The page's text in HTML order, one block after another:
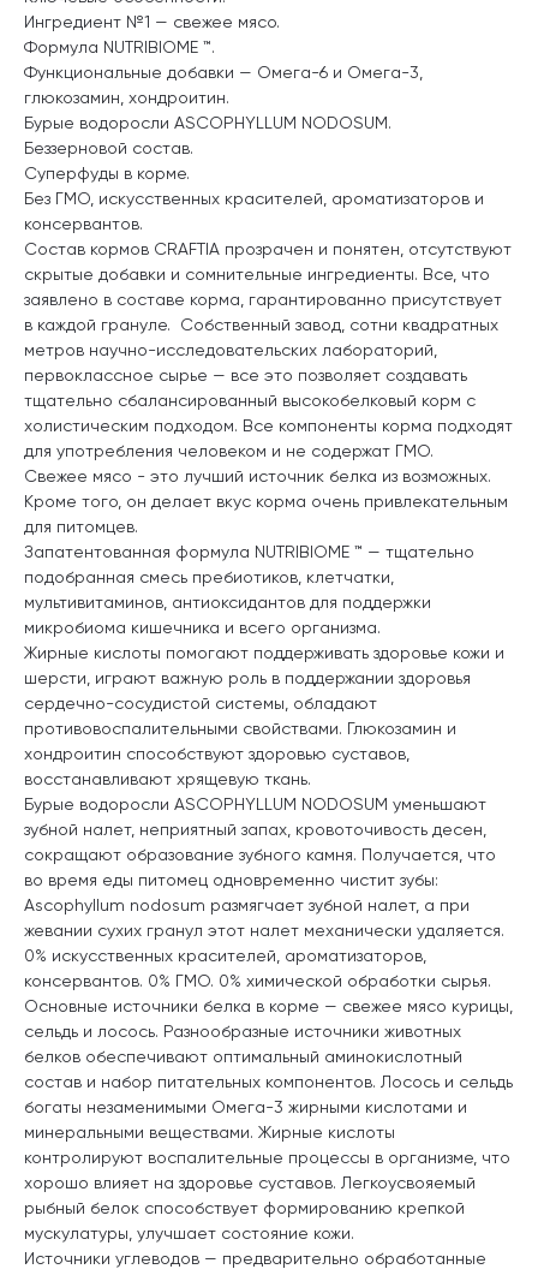
Ингредиент №1 — свежее мясо.
Формула NUTRIBIOME ™.
Функциональные добавки — Омега-6 и Омега-3,
глюкозамин, хондроитин.
Бурые водоросли ASCOPHYLLUM NODOSUM.
Беззерновой состав.
Суперфуды в корме.
Без ГМО, искусственных красителей, ароматизаторов и
консервантов.
Состав кормов CRAFTIA прозрачен и понятен, отсутствуют
скрытые добавки и сомнительные ингредиенты. Все, что
заявлено в составе корма, гарантированно присутствует
в каждой грануле. Собственный завод, сотни квадратных
метров научно-исследовательских лабораторий,
первоклассное сырье — все это позволяет создавать
тщательно сбалансированный высокобелковый корм с
холистическим подходом. Все компоненты корма подходят
для употребления человеком и не содержат ГМО.
Свежее мясо - это лучший источник белка из возможных.
Кроме того, он делает вкус корма очень привлекательным
для питомцев.
Запатентованная формула NUTRIBIOME ™ — тщательно
подобранная смесь пребиотиков, клетчатки,
мультивитаминов, антиоксидантов для поддержки
микробиома кишечника и всего организма.
Жирные кислоты помогают поддерживать здоровье кожи и
шерсти, играют важную роль в поддержании здоровья
сердечно-сосудистой системы, обладают
противовоспалительными свойствами. Глюкозамин и
хондроитин способствуют здоровью суставов,
восстанавливают хрящевую ткань.
Бурые водоросли ASCOPHYLLUM NODOSUM уменьшают
зубной налет, неприятный запах, кровоточивость десен,
сокращают образование зубного камня. Получается, что
во время еды питомец одновременно чистит зубы:
Ascophyllum nodosum размягчает зубной налет, а при
жевании сухих гранул этот налет механически удаляется.
0% искусственных красителей, ароматизаторов,
консервантов. 0% ГМО. 0% химической обработки сырья.
Основные источники белка в корме — свежее мясо курицы,
сельдь и лосось. Разнообразные источники животных
белков обеспечивают оптимальный аминокислотный
состав и набор питательных компонентов. Лосось и сельдь
богаты незаменимыми Омега-3 жирными кислотами и
минеральными веществами. Жирные кислоты
контролируют воспалительные процессы в организме, что
хорошо влияет на здоровье суставов. Легкоусвояемый
рыбный белок способствует формированию крепкой
мускулатуры, улучшает состояние кожи.
Источники углеводов — предварительно обработанные